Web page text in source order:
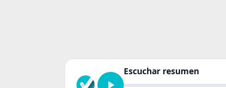
Escuchar resumen